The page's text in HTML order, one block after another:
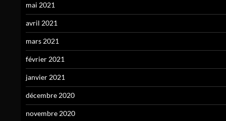
mai 2021
avril 2021
mars 2021
février 2021
janvier 2021
décembre 2020
novembre 2020